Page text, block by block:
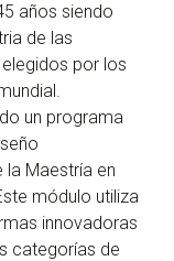
años siendo
de las
por los
un programa
la Maestría en
módulo utiliza
innovadoras
categorías de